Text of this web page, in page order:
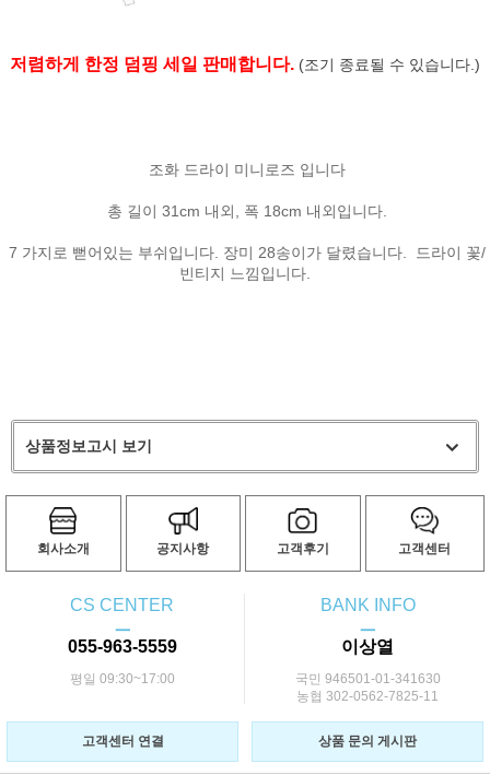
저렴하게 한정 덤핑 세일 판매합니다. (조기 종료될 수 있습니다.)
조화 드라이 미니로즈 입니다
총 길이 31cm 내외, 폭 18cm 내외입니다.
7 가지로 뻗어있는 부쉬입니다. 장미 28송이가 달렸습니다. 드라이 꽃/
빈티지 느낌입니다.
상품정보고시 보기
회사소개 공지사항 고객후기 고객센터
CS CENTER
ㅡ
055-963-5559
평일 09:30~17:00
BANK INFO
ㅡ
이상열
국민 946501-01-341630
농협 302-0562-7825-11
고객센터 연결 상품 문의 게시판